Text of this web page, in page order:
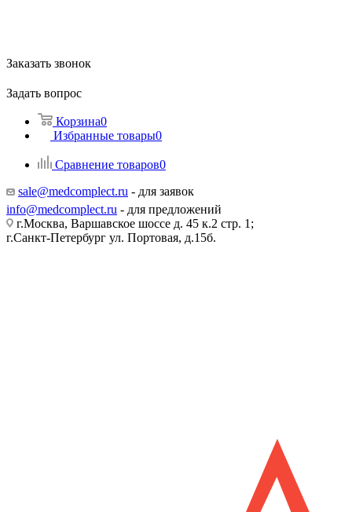
Заказать звонок
Задать вопрос
Корзина0
Избранные товары0
Сравнение товаров0
sale@medcomplect.ru - для заявок
info@medcomplect.ru - для предложений
г.Москва, Варшавское шоссе д. 45 к.2 стр. 1;
г.Санкт-Петербург ул. Портовая, д.15б.